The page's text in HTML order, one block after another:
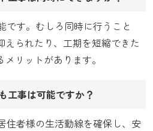
です。むしろ同時に行うこと
えられたり、工期を短縮できた
リットがあります。
工事は可能ですか？
住者様の生活動線を確保し、安